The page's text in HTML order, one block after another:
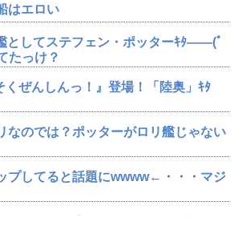
はエロい
としてステフェン・ポッターｷﾀ――(ﾟ
たっけ？
くぜんしんっ！』登場！「陸奥」ｷﾀ
なのでは？ポッターがロリ艦じゃない
プしてると話題にwwww←・・・マジ